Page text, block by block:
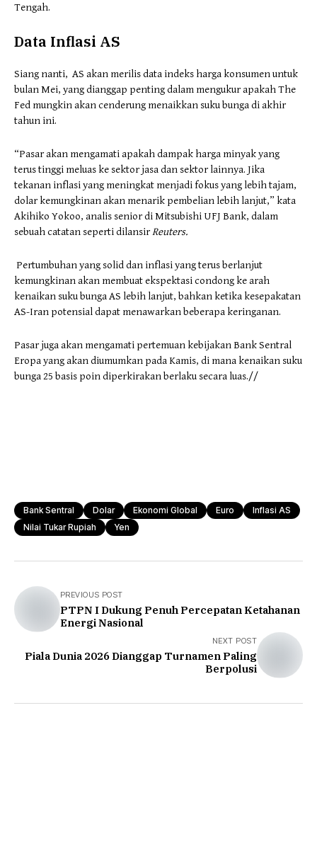
Tengah.
Data Inflasi AS
Siang nanti, AS akan merilis data indeks harga konsumen untuk
bulan Mei, yang dianggap penting dalam mengukur apakah The
Fed mungkin akan cenderung menaikkan suku bunga di akhir
tahun ini.
“Pasar akan mengamati apakah dampak harga minyak yang
terus tinggi meluas ke sektor jasa dan sektor lainnya. Jika
tekanan inflasi yang meningkat menjadi fokus yang lebih tajam,
dolar kemungkinan akan menarik pembelian lebih lanjut,” kata
Akihiko Yokoo, analis senior di Mitsubishi UFJ Bank, dalam
sebuah catatan seperti dilansirReuters.
Pertumbuhan yang solid dan inflasi yang terus berlanjut
kemungkinan akan membuat ekspektasi condong ke arah
kenaikan suku bunga AS lebih lanjut, bahkan ketika kesepakatan
AS-Iran potensial dapat menawarkan beberapa keringanan.
Pasar juga akan mengamati pertemuan kebijakan Bank Sentral
Eropa yang akan diumumkan pada Kamis, di mana kenaikan suku
bunga 25 basis poin diperkirakan berlaku secara luas.//
Bank Sentral Dolar Ekonomi Global Euro
Inflasi AS
Nilai Tukar Rupiah
Yen
PREVIOUS POST
PTPN I Dukung Penuh Percepatan Ketahanan
Energi Nasional
NEXT POST
Piala Dunia 2026 Dianggap Turnamen Paling
Berpolusi